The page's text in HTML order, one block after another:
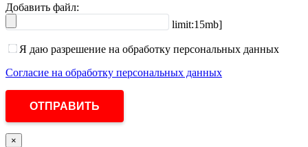
Добавить файл:
limit:15mb]
Я даю разрешение на обработку персональных данных
Согласие на обработку персональных данных
×